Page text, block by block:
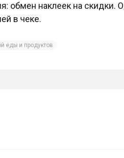
обмен наклеек на скидки.
в чеке.
еды и продуктов